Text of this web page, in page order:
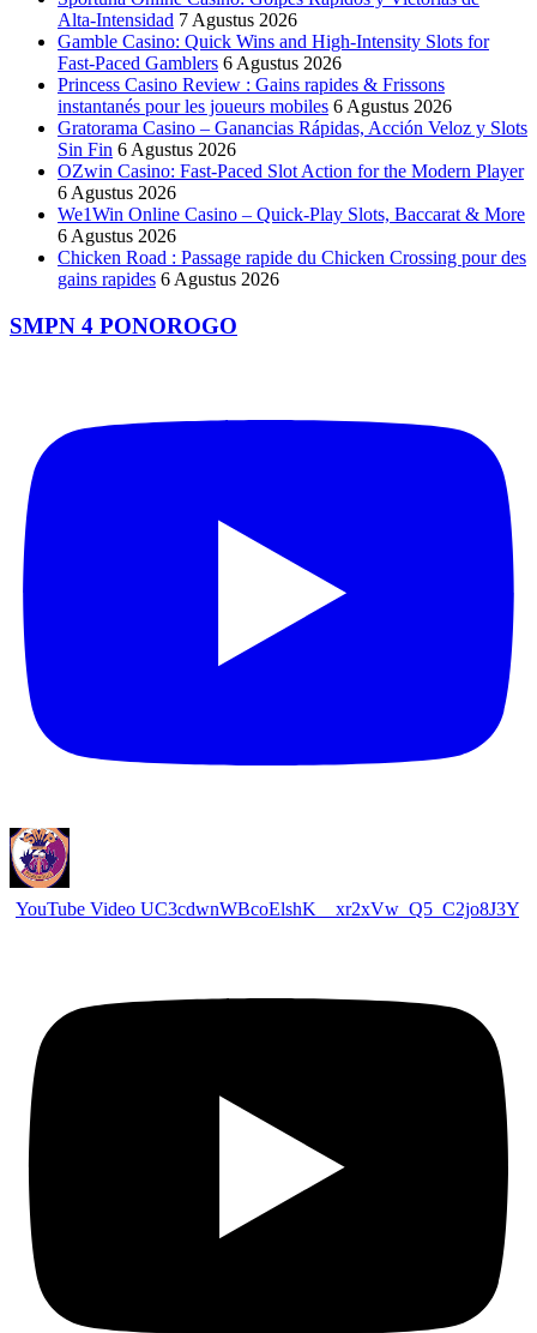
Alta‑Intensidad 7 Agustus 2026
Gamble Casino: Quick Wins and High‑Intensity Slots for
Fast‑Paced Gamblers 6 Agustus 2026
Princess Casino Review : Gains rapides & Frissons
instantanés pour les joueurs mobiles 6 Agustus 2026
Gratorama Casino – Ganancias Rápidas, Acción Veloz y Slots
Sin Fin 6 Agustus 2026
OZwin Casino: Fast‑Paced Slot Action for the Modern Player
6 Agustus 2026
We1Win Online Casino – Quick‑Play Slots, Baccarat & More
6 Agustus 2026
Chicken Road : Passage rapide du Chicken Crossing pour des
gains rapides 6 Agustus 2026
SMPN 4 PONOROGO
YouTube Video UC3cdwnWBcoElshK__xr2xVw_Q5_C2jo8J3Y